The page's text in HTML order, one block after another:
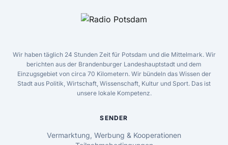
Wir haben täglich 24 Stunden Zeit für Potsdam und die Mittelmark. Wir
berichten aus der Brandenburger Landeshauptstadt und dem
Einzugsgebiet von circa 70 Kilometern. Wir bündeln das Wissen der
Stadt aus Politik, Wirtschaft, Wissenschaft, Kultur und Sport. Das ist
unsere lokale Kompetenz.
SENDER
Vermarktung, Werbung & Kooperationen